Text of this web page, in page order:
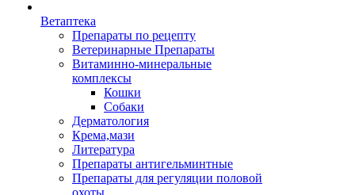
Ветаптека
Препараты по рецепту
Ветеринарные Препараты
Витаминно-минеральные
комплексы
Кошки
Собаки
Дерматология
Крема,мази
Литература
Препараты антигельминтные
Препараты для регуляции половой
охоты